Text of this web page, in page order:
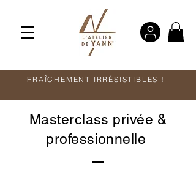
FRAÎCHEMENT IRRÉSISTIBLES !
Masterclass privée &
professionnelle